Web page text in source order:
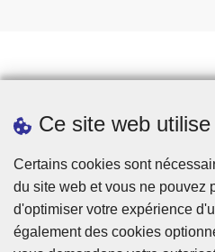
Ce site web
Certains cookies sont
du site web et vous ne pouvez
d'optimiser votre expérience
également des cookies